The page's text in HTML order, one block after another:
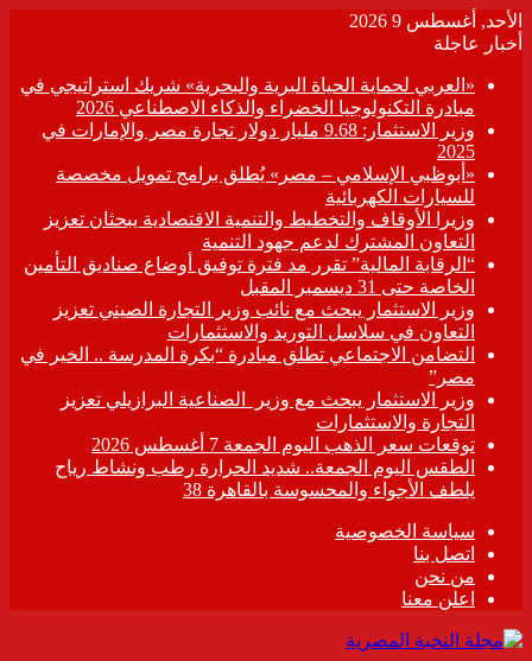
الأحد, أغسطس 9 2026
أخبار عاجلة
«العربي لحماية الحياة البرية والبحرية» شريك استراتيجي في
مبادرة التكنولوجيا الخضراء والذكاء الاصطناعي 2026
وزير الاستثمار: 9.68 مليار دولار تجارة مصر والإمارات في
2025
«أبوظبي الإسلامي – مصر» يُطلق برامج تمويل مخصصة
للسيارات الكهربائية
وزيرا الأوقاف والتخطيط والتنمية الاقتصادية يبحثان تعزيز
التعاون المشترك لدعم جهود التنمية
“الرقابة المالية” تقرر مد فترة توفيق أوضاع صناديق التأمين
الخاصة حتى 31 ديسمبر المقبل
وزير الاستثمار يبحث مع نائب وزير التجارة الصيني تعزيز
التعاون في سلاسل التوريد والاستثمارات
التضامن الاجتماعي تطلق مبادرة “بكرة المدرسة .. الخير في
مصر”
وزير الاستثمار يبحث مع وزير الصناعية البرازيلي تعزيز
التجارة والاستثمارات
توقعات سعر الذهب اليوم الجمعة 7 أغسطس 2026
الطقس اليوم الجمعة.. شديد الحرارة رطب ونشاط رياح
يلطف الأجواء والمحسوسة بالقاهرة 38
سياسة الخصوصية
اتصل بنا
من نحن
اعلن معنا